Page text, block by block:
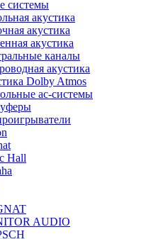
системы
акустика
акустика
акустика
каналы
акустика
Dolby Atmos
ас-системы
Hall
AUDIO